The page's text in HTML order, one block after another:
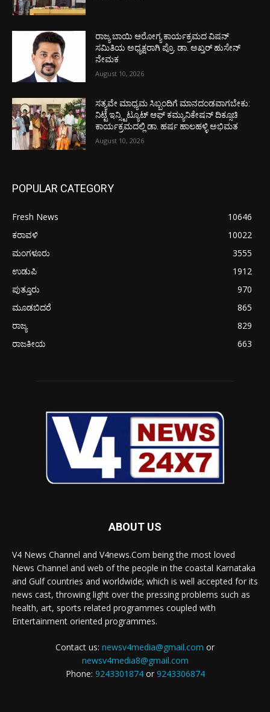
ರಾಜ್ಯ ಬಾಯಿ ಆರೋಗ್ಯ ಕಾರ್ಯಕ್ರಮದ ವಿಷನ್
ಸಮಿತಿಯ ಅಧ್ಯಕ್ಷರಾಗಿ ಪ್ರೊ. ಡಾ. ಅಖ್ತರ್ ಹುಸೇನ್
ನೇಮಕ
August 10, 2026
ಸತ್ಯವೇ ಮಾಧ್ಯಮ ಸಿಬ್ಬಂದಿಗೆ ಮಾನದಂಡವಾಗಬೇಕು:
ನಿಟ್ಟೆ ಇನ್ಸ್ಟಿಟ್ಯೂಟ್ ಆಫ್ ಕಮ್ಯುನಿಕೇಷನ್ ದಿಕ್ಸೂಚಿ
ಕಾರ್ಯಕ್ರಮದಲ್ಲಿ ಡಾ. ಹರ್ಷ ಹಾಲಹಳ್ಳಿ ಅಭಿಮತ
August 10, 2026
POPULAR CATEGORY
Fresh News
10646
ಕರಾವಳಿ
10022
ಮಂಗಳೂರು
3555
ಉಡುಪಿ
1912
ಪುತ್ತೂರು
970
ಮೂಡಬಿದರೆ
865
ರಾಜ್ಯ
829
ರಾಜಕೀಯ
663
ABOUT US
V4 News Channel and V4news.Com being the most loved
News Channel and web of the people in the coastal Karnataka
and Gulf countries and worldwide; which is well accepted for its
news cast, throwing light over the pressing problems such as
health, art, sports related programmes coupled with
Entertainment oriented programmes.
Contact us: newsv4media@gmail.com or
newsv4media8@gmail.com
Phone: 9243301874or 9243306874